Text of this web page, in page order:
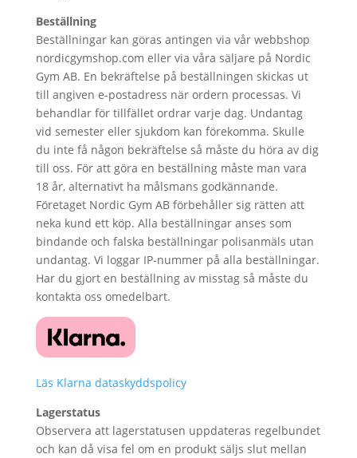
Beställning
Beställningar kan göras antingen via vår webbshop
nordicgymshop.com eller via våra säljare på Nordic
Gym AB. En bekräftelse på beställningen skickas ut
till angiven e-postadress när ordern processas. Vi
behandlar för tillfället ordrar varje dag. Undantag
vid semester eller sjukdom kan förekomma. Skulle
du inte få någon bekräftelse så måste du höra av dig
till oss. För att göra en beställning måste man vara
18 år, alternativt ha målsmans godkännande.
Företaget Nordic Gym AB förbehåller sig rätten att
neka kund ett köp. Alla beställningar anses som
bindande och falska beställningar polisanmäls utan
undantag. Vi loggar IP-nummer på alla beställningar.
Har du gjort en beställning av misstag så måste du
kontakta oss omedelbart.
Läs Klarna dataskyddspolicy
Lagerstatus
Observera att lagerstatusen uppdateras regelbundet
och kan då visa fel om en produkt säljs slut mellan